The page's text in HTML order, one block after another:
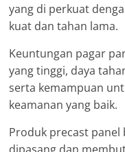
yang di perkuat
kuat dan tahan lama.
Keuntungan pagar
yang tinggi, daya
serta kemampuan
keamanan yang baik.
Produk precast